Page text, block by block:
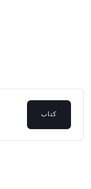
كتاب